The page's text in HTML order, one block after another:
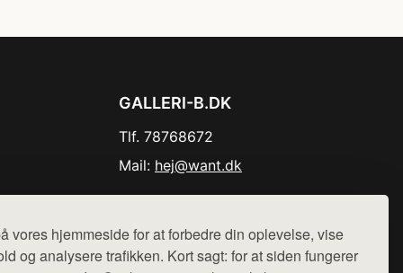
vores hjemmeside for at forbedre din oplevelse, vise
og analysere trafikken. Kort sagt: for at siden fungerer
GALLERI-B.DK
Tlf. 78768672
Mail: hej@want.dk